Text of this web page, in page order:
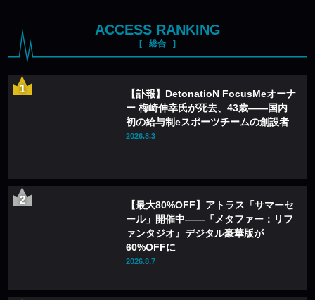
ACCESS RANKING
総合
【訃報】DetonatioN FocusMeオーナ
ー 梅崎伸幸氏が死去、43歳——国内
初の給与制eスポーツチームの創設者
2026.8.3
【最大80%OFF】アトラス「サマーセ
ール」開催中——『メタファー：リフ
ァンタジオ』デジタル豪華版が
60%OFFに
2026.8.7